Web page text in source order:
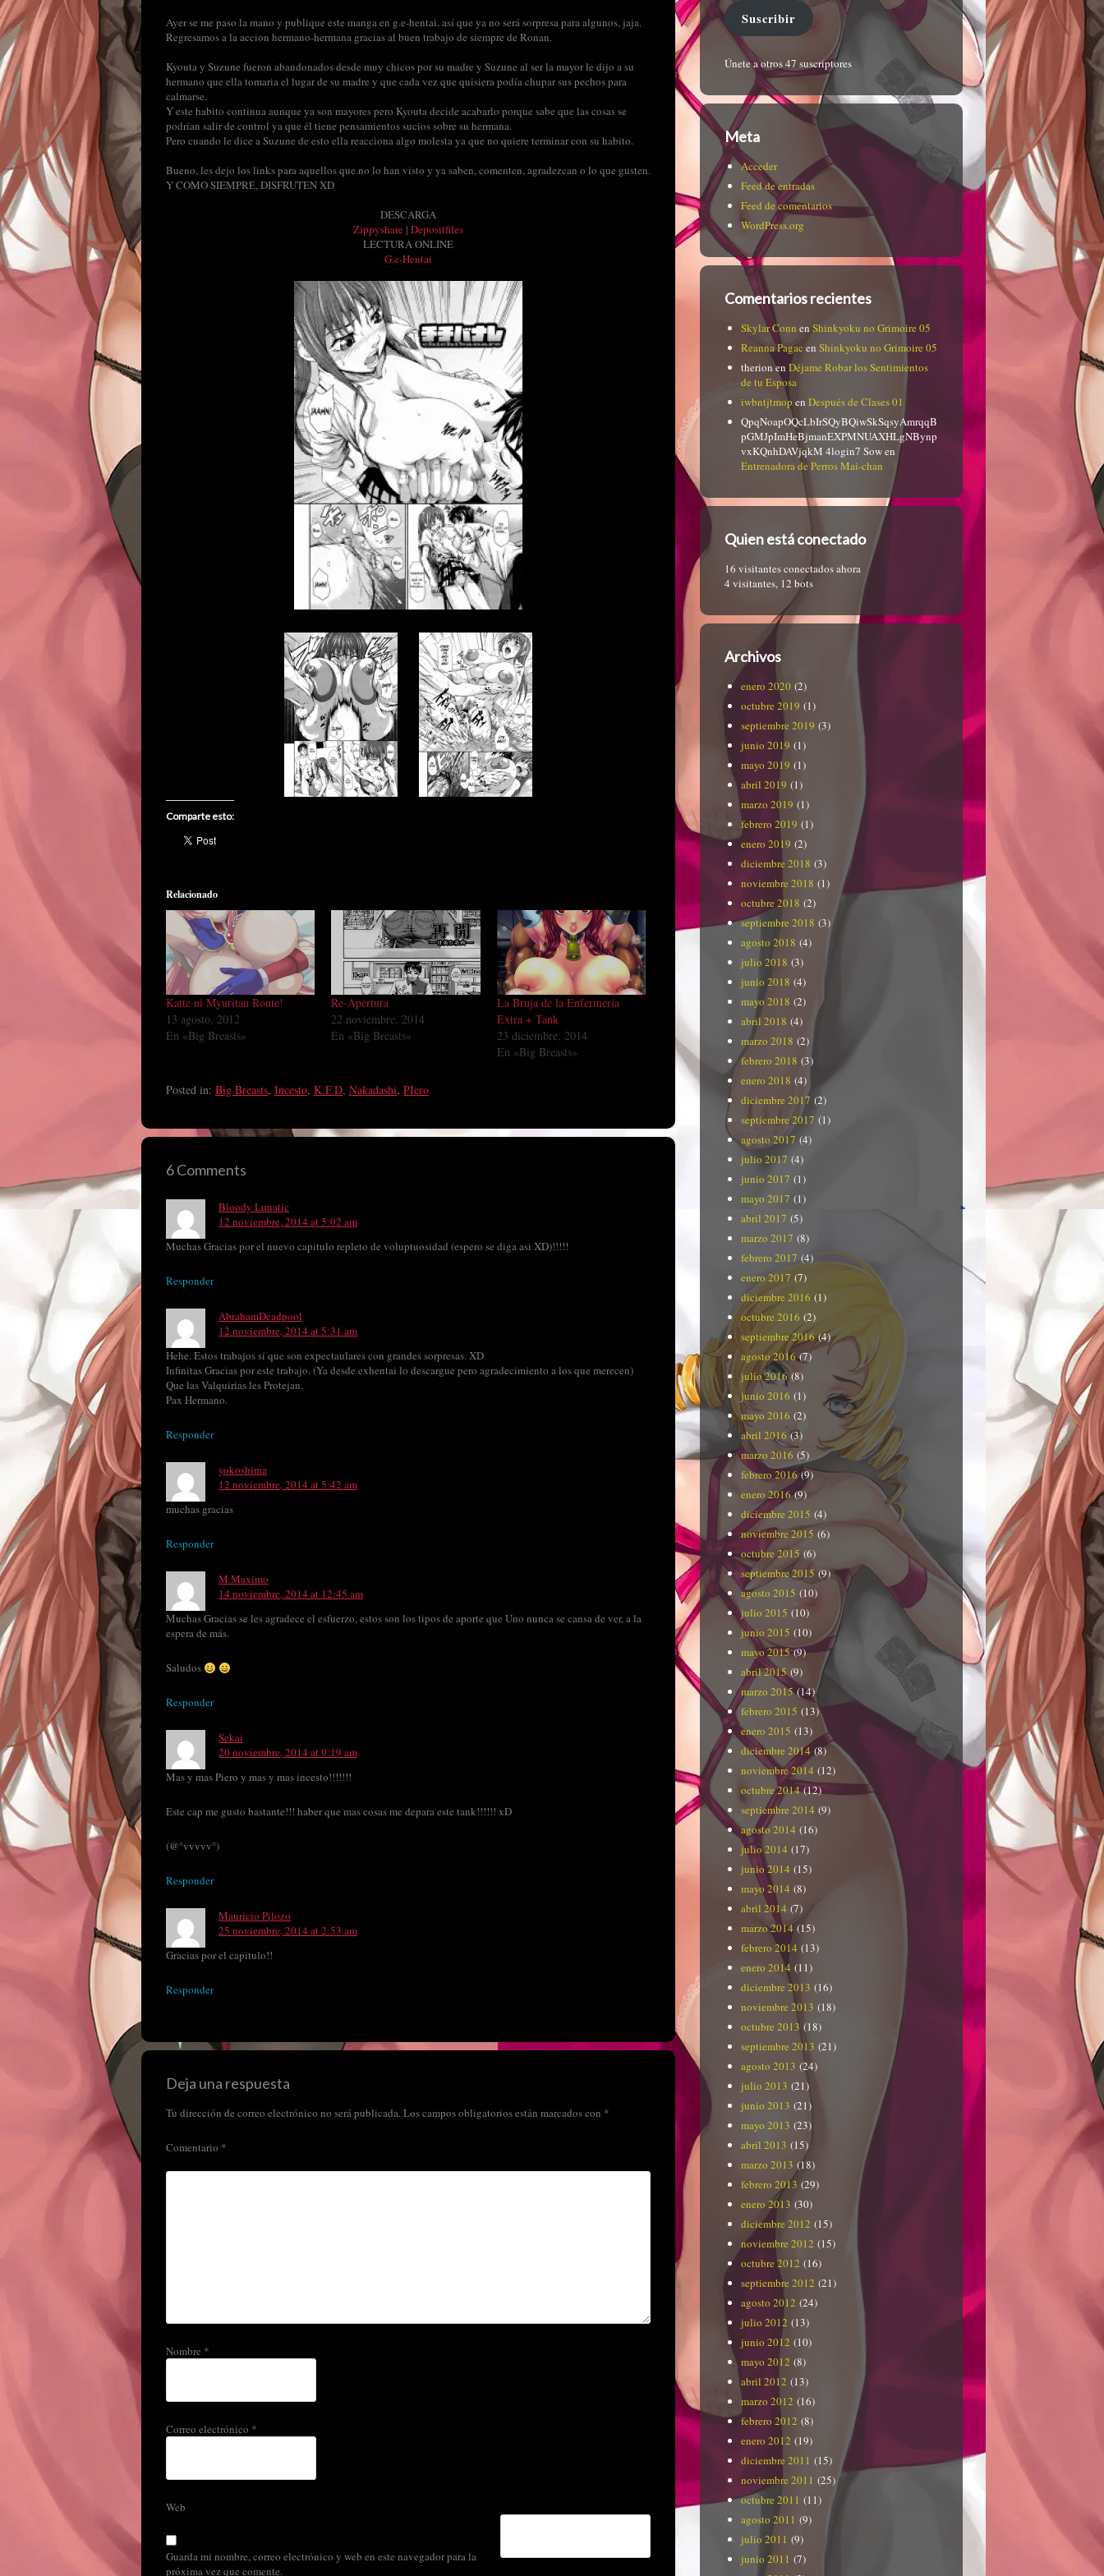
Ayer se me paso la mano y publique este manga en g.e-hentai, así que ya no será sorpresa para algunos, jaja.
Regresamos a la accion hermano-hermana gracias al buen trabajo de siempre de Ronan.
Kyouta y Suzune fueron abandonados desde muy chicos por su madre y Suzune al ser la mayor le dijo a su
hermano que ella tomaria el lugar de su madre y que cada vez que quisiera podía chupar sus pechos para
calmarse.
Y este habito continua aunque ya son mayores pero Kyouta decide acabarlo porque sabe que las cosas se
podrían salir de control ya que él tiene pensamientos sucios sobre su hermana.
Pero cuando le dice a Suzune de esto ella reacciona algo molesta ya que no quiere terminar con su habito.
Bueno, les dejo los links para aquellos que no lo han visto y ya saben, comenten, agradezcan o lo que gusten.
Y COMO SIEMPRE, DISFRUTEN XD
DESCARGA
Zippyshare | Depositfiles
LECTURA ONLINE
G.e-Hentai
Comparte esto:
Relacionado
Katte ni Myuritan Route!
13 agosto, 2012
En «Big Breasts»
Re-Apertura
22 noviembre, 2014
En «Big Breasts»
La Bruja de la Enfermería
Extra + Tank
23 diciembre, 2014
En «Big Breasts»
Posted in: Big Breasts, Incesto, K.F.D, Nakadashi, PIero
6 Comments
Bloody Lunatic
12 noviembre, 2014 at 5:02 am
Muchas Gracias por el nuevo capitulo repleto de voluptuosidad (espero se diga asi XD)!!!!!
Responder
AbrahamDeadpool
12 noviembre, 2014 at 5:31 am
Hehe. Estos trabajos si que son expectaulares con grandes sorpresas. XD
Infinitas Gracias por este trabajo. (Ya desde exhentai lo descargue pero agradecimiento a los que merecen)
Que las Valquirias les Protejan.
Pax Hermano.
Responder
yokoshima
12 noviembre, 2014 at 5:42 am
muchas gracias
Responder
M.Maximo
14 noviembre, 2014 at 12:45 am
Muchas Gracias se les agradece el esfuerzo, estos son los tipos de aporte que Uno nunca se cansa de ver, a la
espera de más.
Saludos
Responder
Sekai
20 noviembre, 2014 at 9:19 am
Mas y mas Piero y mas y mas incesto!!!!!!!
Este cap me gusto bastante!!! haber que mas cosas me depara este tank!!!!!! xD
(@°vvvvv°)
Responder
Mauricio Pilozo
25 noviembre, 2014 at 2:53 am
Gracias por el capitulo!!
Responder
Deja una respuesta
Tu dirección de correo electrónico no será publicada.Los campos obligatorios están marcados con *
Comentario *
Nombre *
Correo electrónico *
Web
Guarda mi nombre, correo electrónico y web en este navegador para la
próxima vez que comente.
Suscribir
Únete a otros 47 suscriptores
Meta
Acceder
Feed de entradas
Feed de comentarios
WordPress.org
Comentarios recientes
Skylar Conn en Shinkyoku no Grimoire 05
Reanna Pagac en Shinkyoku no Grimoire 05
therionen Déjame Robar los Sentimientos
de tu Esposa
iwbntjtmop en Después de Clases 01
QpqNoapOQcLbIrSQyBQiwSkSqsyAmrqqB
pGMJpImHeBjmanEXPMNUAXHLgNBynp
vxKQnhDAVjqkM 4login7 Sowen
Entrenadora de Perros Mai-chan
Quien está conectado
16 visitantes conectados ahora
4 visitantes, 12 bots
Archivos
enero 2020 (2)
octubre 2019 (1)
septiembre 2019 (3)
junio 2019 (1)
mayo 2019 (1)
abril 2019 (1)
marzo 2019 (1)
febrero 2019 (1)
enero 2019 (2)
diciembre 2018 (3)
noviembre 2018 (1)
octubre 2018 (2)
septiembre 2018 (3)
agosto 2018 (4)
julio 2018 (3)
junio 2018 (4)
mayo 2018 (2)
abril 2018 (4)
marzo 2018 (2)
febrero 2018 (3)
enero 2018 (4)
diciembre 2017 (2)
septiembre 2017 (1)
agosto 2017 (4)
julio 2017 (4)
junio 2017 (1)
mayo 2017 (1)
abril 2017 (5)
marzo 2017 (8)
febrero 2017 (4)
enero 2017 (7)
diciembre 2016 (1)
octubre 2016 (2)
septiembre 2016(4)
agosto 2016(7)
julio 2016(8)
junio 2016 (1)
mayo 2016 (2)
abril 2016 (3)
marzo 2016 (5)
febrero 2016(9)
enero 2016(9)
diciembre 2015 (4)
noviembre 2015 (6)
octubre 2015 (6)
septiembre 2015 (9)
agosto 2015 (10)
julio 2015 (10)
junio 2015 (10)
mayo 2015(9)
abril 2015 (9)
marzo 2015(14)
febrero 2015 (13)
enero 2015 (13)
diciembre 2014 (8)
noviembre 2014 (12)
octubre 2014(12)
septiembre 2014 (9)
agosto 2014 (16)
julio 2014 (17)
junio 2014 (15)
mayo 2014 (8)
abril 2014 (7)
marzo 2014 (15)
febrero 2014 (13)
enero 2014 (11)
diciembre 2013 (16)
noviembre 2013 (18)
octubre 2013 (18)
septiembre 2013 (21)
agosto 2013 (24)
julio 2013 (21)
junio 2013 (21)
mayo 2013 (23)
abril 2013 (15)
marzo 2013 (18)
febrero 2013 (29)
enero 2013 (30)
diciembre 2012 (15)
noviembre 2012 (15)
octubre 2012 (16)
septiembre 2012 (21)
agosto 2012 (24)
julio 2012 (13)
junio 2012 (10)
mayo 2012 (8)
abril 2012 (13)
marzo 2012 (16)
febrero 2012 (8)
enero 2012 (19)
diciembre 2011 (15)
noviembre 2011 (25)
octubre 2011 (11)
agosto 2011 (9)
julio 2011 (9)
junio 2011 (7)